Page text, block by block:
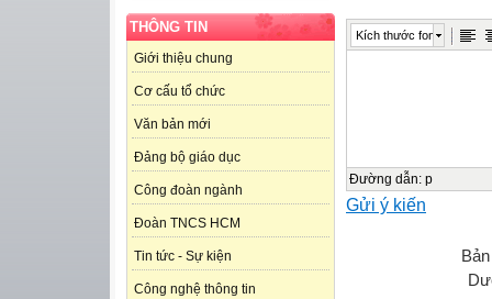
THÔNG TIN
Giới thiệu chung
Cơ cấu tổ chức
Văn bản mới
Đảng bộ giáo dục
Công đoàn ngành
Đoàn TNCS HCM
Tin tức - Sự kiện
Công nghệ thông tin
Kích thước font
Đường dẫn: p
Gửi ý kiến